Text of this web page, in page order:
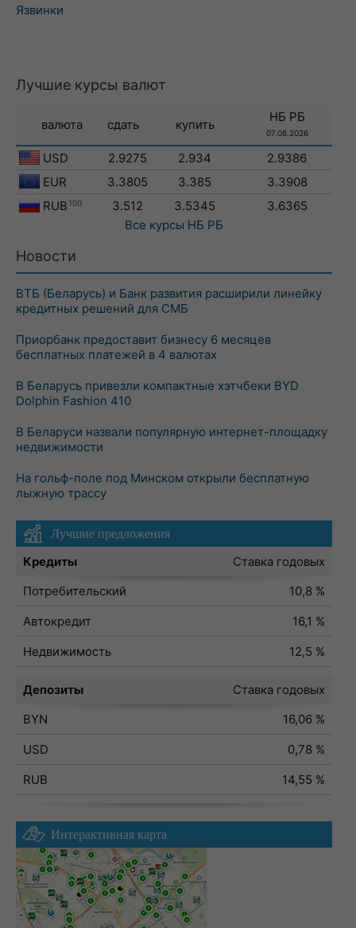
Язвинки
Лучшие курсы валют
валюта сдать купить
НБ РБ
07.08.2026
USD 2.9275 2.934
2.9386
EUR
3.3805 3.385
3.3908
RUB 100 3.512 3.5345
3.6365
Все курсы НБ РБ
Новости
ВТБ (Беларусь) и Банк развития расширили линейку
кредитных решений для СМБ
Приорбанк предоставит бизнесу 6 месяцев
бесплатных платежей в 4 валютах
В Беларусь привезли компактные хэтчбеки BYD
Dolphin Fashion 410
В Беларуси назвали популярную интернет-площадку
недвижимости
На гольф-поле под Минском открыли бесплатную
лыжную трассу
Лучшие предложения
Кредиты
Ставка годовых
Потребительский
10,8 %
Автокредит
16,1 %
Недвижимость
12,5 %
Депозиты
Ставка годовых
BYN
16,06 %
USD
0,78 %
RUB
14,55 %
Интерактивная карта